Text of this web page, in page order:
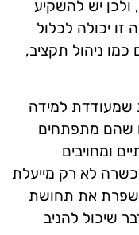
יש להשקיע
זו יכולה לכלול
ניהול תקציב,
שמעודדת למידה
שהם מתפתחים
ומחויבים
לא רק מייעלת
את תחושת
שיכול להניב